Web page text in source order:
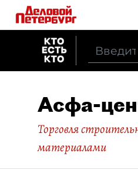
Асфа-
Торговля
материалами